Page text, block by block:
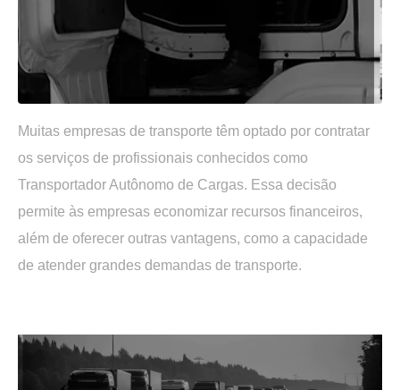
Muitas empresas de transporte têm optado por contratar
os serviços de profissionais conhecidos como
Transportador Autônomo de Cargas. Essa decisão
permite às empresas economizar recursos financeiros,
além de oferecer outras vantagens, como a capacidade
de atender grandes demandas de transporte.